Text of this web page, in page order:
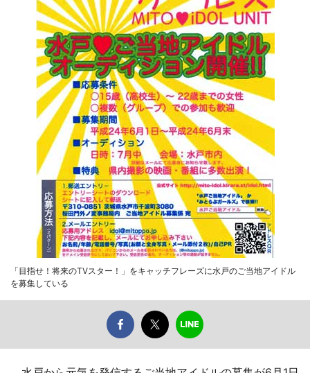
「目指せ！将来のTVスター！」をキャッチフレーズに水戸のご当地アイドル
を募集している